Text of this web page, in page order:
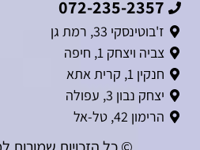
072-235-2357
ז'בוטינסקי 33, רמת גן
צביה ויצחק 1, חיפה
חנקין 1, קרית אתא
יצחק נבון 3, עפולה
הרימון 42, טל-אל